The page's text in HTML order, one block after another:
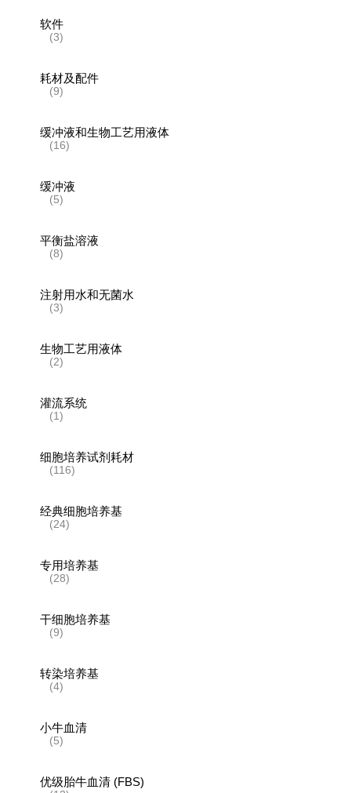
软件
(3)
耗材及配件
(9)
缓冲液和生物工艺用液体
(16)
缓冲液
(5)
平衡盐溶液
(8)
注射用水和无菌水
(3)
生物工艺用液体
(2)
灌流系统
(1)
细胞培养试剂耗材
(116)
经典细胞培养基
(24)
专用培养基
(28)
干细胞培养基
(9)
转染培养基
(4)
小牛血清
(5)
优级胎牛血清 (FBS)